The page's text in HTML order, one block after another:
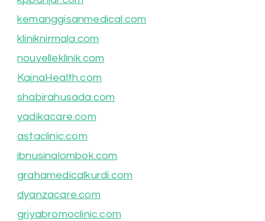
kemanggisanmedical.com
kliniknirmala.com
nouvelleklinik.com
KainaHealth.com
shabirahusada.com
yadikacare.com
astaclinic.com
ibnusinalombok.com
grahamedicalkurdi.com
dyanzacare.com
griyabromoclinic.com